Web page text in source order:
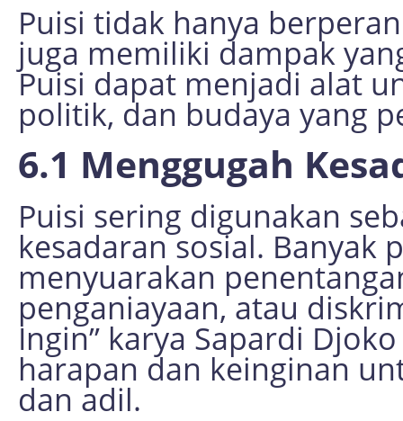
Puisi tidak hanya
juga memiliki dampak
Puisi dapat menjadi alat
politik, dan budaya yang
6.1 Menggugah
Puisi sering digunakan
kesadaran sosial. Banyak
menyuarakan
penganiayaan, atau
Ingin” karya Sapardi
harapan dan keinginan
dan adil.